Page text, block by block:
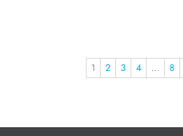
1 2 3 4 … 8